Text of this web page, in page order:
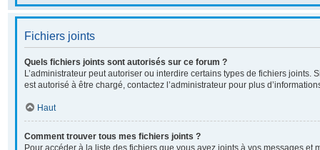
Fichiers joints
Quels fichiers joints sont autorisés sur ce forum ?
L’administrateur peut autoriser ou interdire certains types de fichiers joints.
est autorisé à être chargé, contactez l’administrateur pour plus
Haut
Comment trouver tous mes fichiers joints ?
Pour accéder à la liste des fichiers que vous avez joints à vos messages et